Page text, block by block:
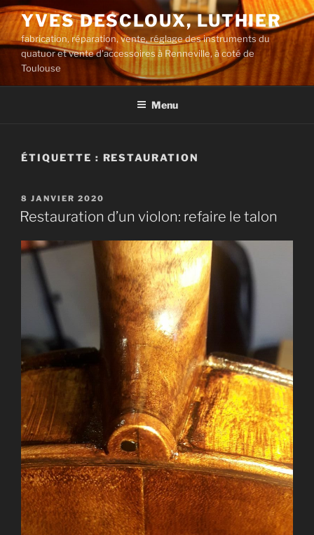
Aller
au
contenu
principal
YVES DESCLOUX, LUTHIER
fabrication, réparation, vente, réglage des instruments du
quatuor et vente d'accessoires à Renneville, à coté de
Toulouse
Menu
ÉTIQUETTE : RESTAURATION
PUBLIÉ
LE
8 JANVIER 2020
Restauration d’un violon: refaire le talon